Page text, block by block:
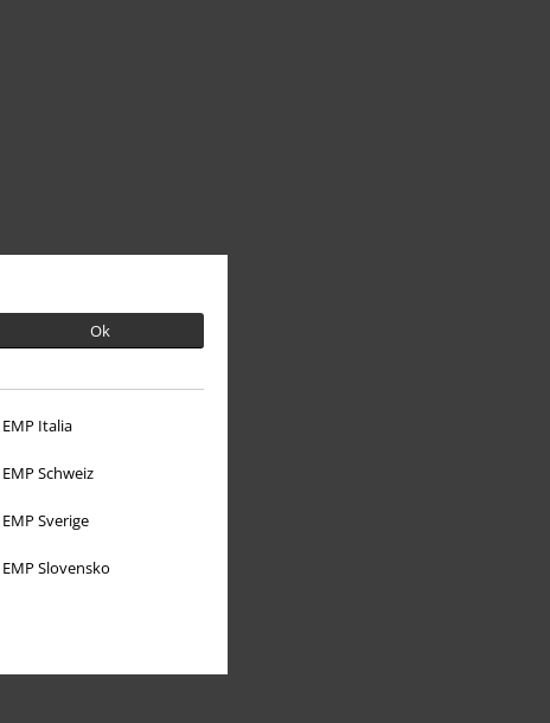
Ok
EMP Italia
EMP Schweiz
EMP Sverige
EMP Slovensko